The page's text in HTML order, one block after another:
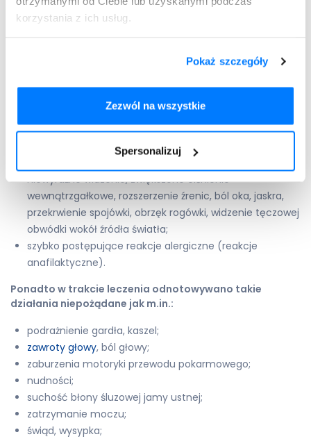
korzystania z ich usług.
Pokaż szczegóły
Zezwól na wszystkie
Spersonalizuj
Atrodil
śluzowych, trudności w przełykaniu, trudności w
oddychaniu);
trudności w oddychaniu lub nagłe nasilenie
niewyraźne widzenie, zwiększone ciśnienie
wewnątrzgałkowe, rozszerzenie źrenic, ból oka, jaskra,
przekrwienie spojówki, obrzęk rogówki, widzenie tęczowej
obwódki wokół źródła światła;
szybko postępujące reakcje alergiczne (reakcje
anafilaktyczne).
Ponadto w trakcie leczenia odnotowywano takie
działania niepożądane jak m.in.:
podrażnienie gardła, kaszel;
zawroty głowy, ból głowy;
zaburzenia motoryki przewodu pokarmowego;
nudności;
suchość błony śluzowej jamy ustnej;
zatrzymanie moczu;
świąd, wysypka;